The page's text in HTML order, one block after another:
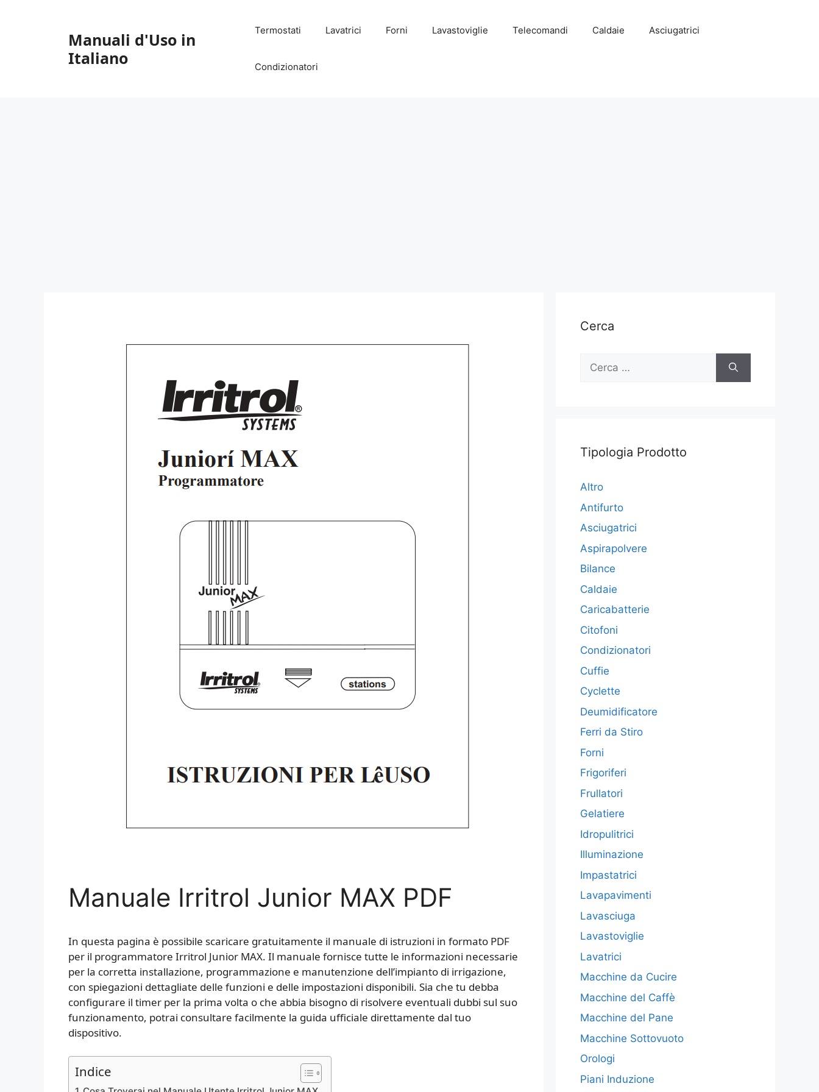
Manuali d'Uso in
Italiano
Termostati Lavatrici Forni Lavastoviglie Telecomandi Caldaie Asciugatrici
Condizionatori
Manuale Irritrol Junior MAX PDF
In questa pagina è possibile scaricare gratuitamente il manuale di istruzioni in formato PDF
per il programmatore Irritrol Junior MAX. Il manuale fornisce tutte le informazioni necessarie
per la corretta installazione, programmazione e manutenzione dell’impianto di irrigazione,
con spiegazioni dettagliate delle funzioni e delle impostazioni disponibili. Sia che tu debba
configurare il timer per la prima volta o che abbia bisogno di risolvere eventuali dubbi sul suo
funzionamento, potrai consultare facilmente la guida ufficiale direttamente dal tuo
dispositivo.
Indice
Cerca
Ricerca
Tipologia Prodotto
Altro
Antifurto
Asciugatrici
Aspirapolvere
Bilance
Caldaie
Caricabatterie
Citofoni
Condizionatori
Cuffie
Cyclette
Deumidificatore
Ferri da Stiro
Forni
Frigoriferi
Frullatori
Gelatiere
Idropulitrici
Illuminazione
Impastatrici
Lavapavimenti
Lavasciuga
Lavastoviglie
Lavatrici
Macchine da Cucire
Macchine del Caffè
Macchine del Pane
Macchine Sottovuoto
Orologi
Piani Induzione